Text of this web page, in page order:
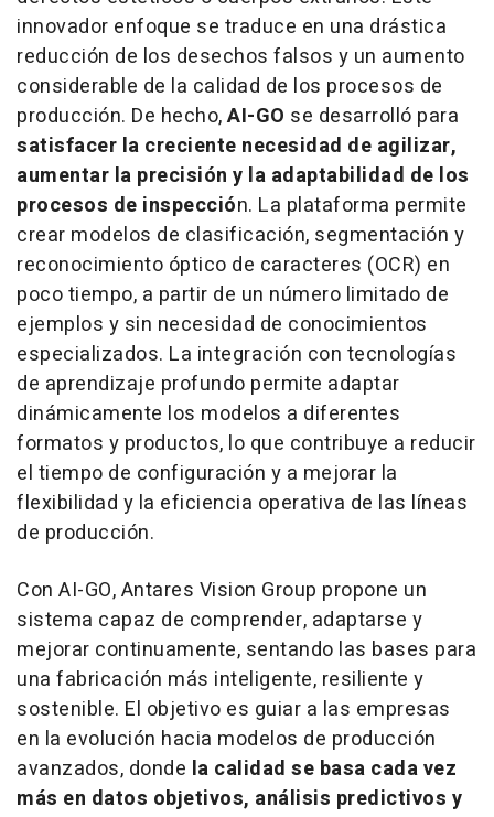
innovador enfoque se traduce en una drástica
reducción de los desechos falsos y un aumento
considerable de la calidad de los procesos de
producción. De hecho,AI-GO se desarrolló para
satisfacer la creciente necesidad de agilizar,
aumentar la precisión y la adaptabilidad de los
procesos de inspección. La plataforma permite
crear modelos de clasificación, segmentación y
reconocimiento óptico de caracteres (OCR) en
poco tiempo, a partir de un número limitado de
ejemplos y sin necesidad de conocimientos
especializados. La integración con tecnologías
de aprendizaje profundo permite adaptar
dinámicamente los modelos a diferentes
formatos y productos, lo que contribuye a reducir
el tiempo de configuración y a mejorar la
flexibilidad y la eficiencia operativa de las líneas
de producción.
Con AI-GO, Antares Vision Group propone un
sistema capaz de comprender, adaptarse y
mejorar continuamente, sentando las bases para
una fabricación más inteligente, resiliente y
sostenible. El objetivo es guiar a las empresas
en la evolución hacia modelos de producción
avanzados, donde la calidad se basa cada vez
más en datos objetivos, análisis predictivos y